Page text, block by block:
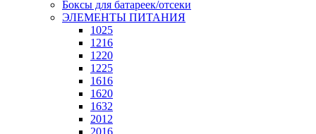
Боксы для батареек/отсеки
ЭЛЕМЕНТЫ ПИТАНИЯ
1025
1216
1220
1225
1616
1620
1632
2012
2016